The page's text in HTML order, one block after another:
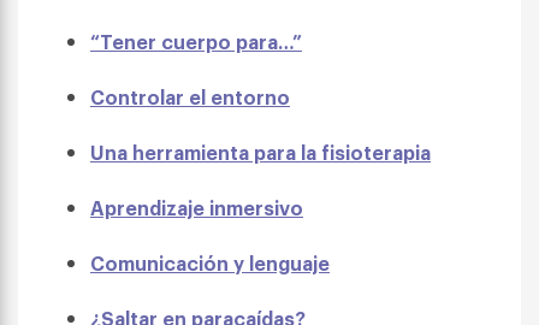
“Tener cuerpo para…”
Controlar el entorno
Una herramienta para la fisioterapia
Aprendizaje inmersivo
Comunicación y lenguaje
¿Saltar en paracaídas?